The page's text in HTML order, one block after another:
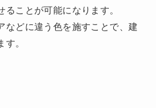
ことが可能になります。
などに違う色を施すことで、建
。